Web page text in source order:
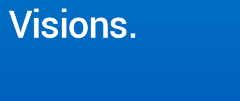
Visions.